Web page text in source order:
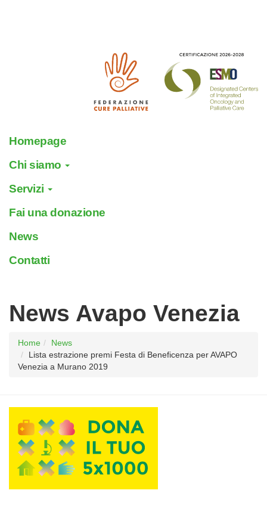
Homepage
Chi siamo
Servizi
Fai una donazione
News
Contatti
News Avapo Venezia
Home
News
Lista estrazione premi Festa di Beneficenza per AVAPO
Venezia a Murano 2019